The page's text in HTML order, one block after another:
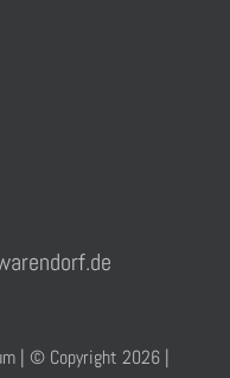
| © Copyright 2026 |